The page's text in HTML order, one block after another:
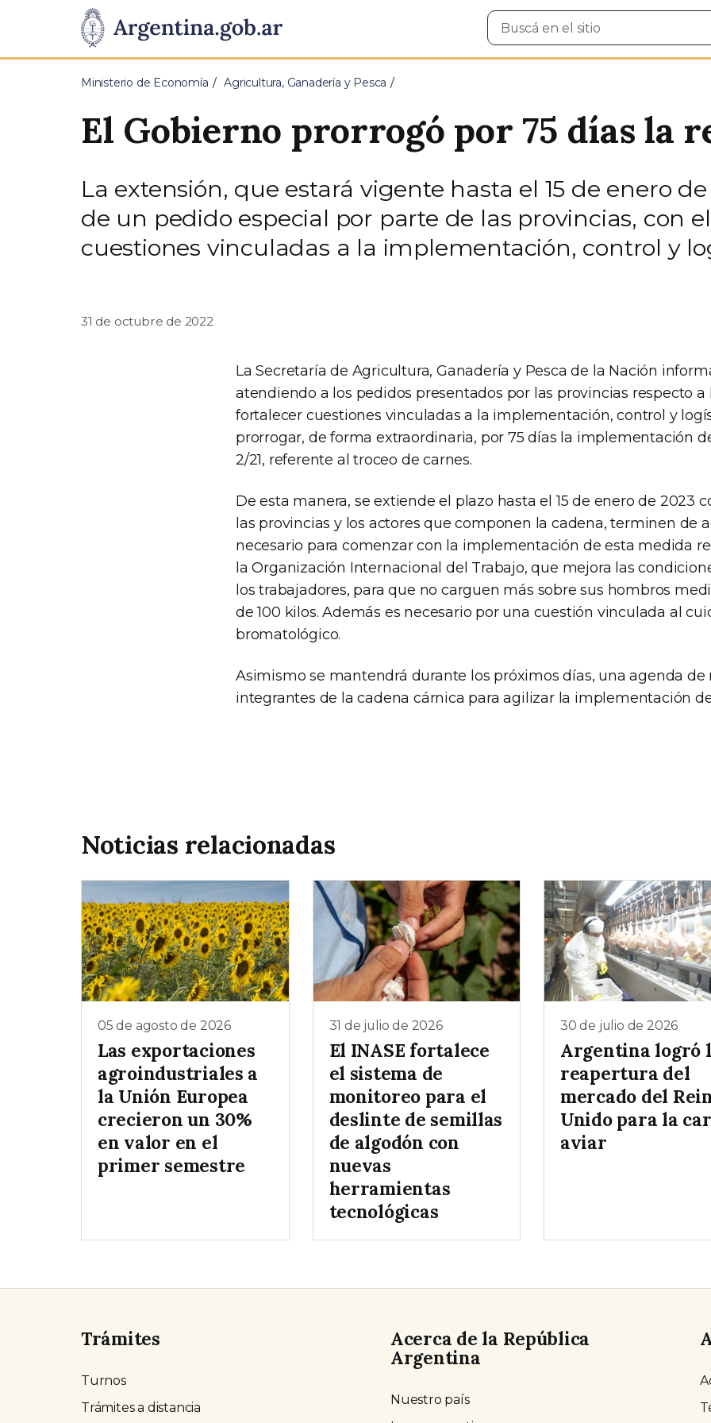
Presidencia
de
Pasar al contenido principal
Buscar
en
Ministerio de Economía Agricultura, Ganadería y Pesca
El Gobierno prorrogó por 75 días la
La extensión, que estará vigente hasta el 15 de enero
de un pedido especial por parte de las provincias, con
cuestiones vinculadas a la implementación, control y
31 de octubre de 2022
La Secretaría de Agricultura, Ganadería y Pesca de la Nación
atendiendo a los pedidos presentados por las provincias respecto a
fortalecer cuestiones vinculadas a la implementación, control y
prorrogar, de forma extraordinaria, por 75 días la implementación
2/21, referente al troceo de carnes.
De esta manera, se extiende el plazo hasta el 15 de enero de 2023
las provincias y los actores que componen la cadena, terminen de
necesario para comenzar con la implementación de esta medida
la Organización Internacional del Trabajo, que mejora las
los trabajadores, para que no carguen más sobre sus hombros
de 100 kilos. Además es necesario por una cuestión vinculada al
bromatológico.
Asimismo se mantendrá durante los próximos días, una agenda de
integrantes de la cadena cárnica para agilizar la implementación
Noticias relacionadas
05 de agosto de 2026
Las exportaciones
agroindustriales a
la Unión Europea
crecieron un 30%
en valor en el
primer semestre
31 de julio de 2026
El INASE fortalece
el sistema de
monitoreo para el
deslinte de semillas
de algodón con
nuevas
herramientas
tecnológicas
30 de julio de 2026
Argentina logró
reapertura del
mercado del
Unido para la
aviar
Trámites
Turnos
Trámites a distancia
Acerca de la República
Argentina
Nuestro país